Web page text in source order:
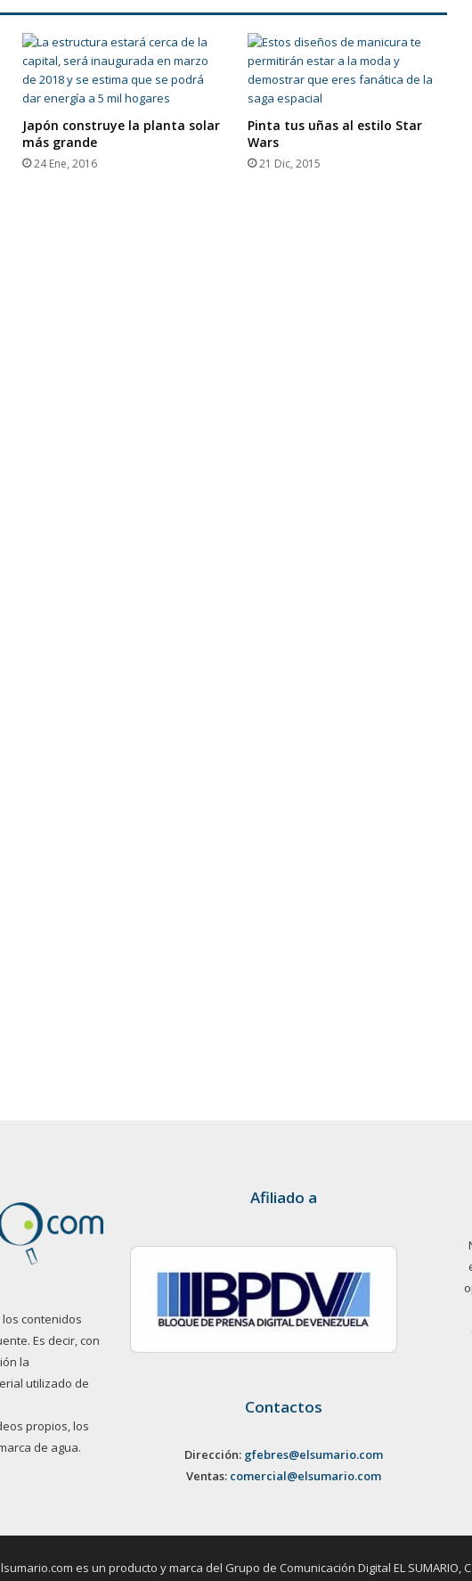
Japón construye la planta solar
más grande
24 Ene, 2016
Pinta tus uñas al estilo Star
Wars
21 Dic, 2015
contenidos
Es decir, con
la
utilizado de
propios, los
de agua.
Afiliado a
Contactos
Dirección: gfebres@elsumario.com
Ventas: comercial@elsumario.com
es un producto y marca del Grupo de Comunicación Digital EL SUMARIO,